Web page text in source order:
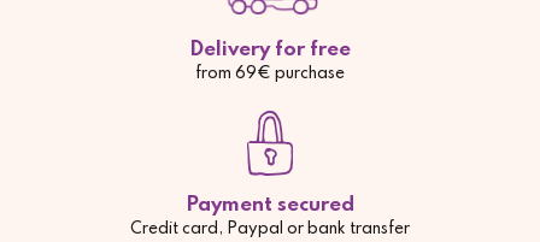
Delivery for free
from 69€ purchase
Payment secured
Credit card, Paypal or bank transfer